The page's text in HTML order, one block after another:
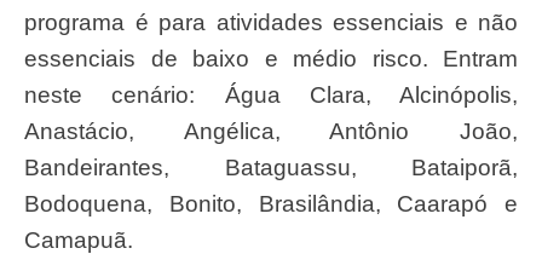
programa é para atividades essenciais e não
essenciais de baixo e médio risco. Entram
neste cenário: Água Clara, Alcinópolis,
Anastácio, Angélica, Antônio João,
Bandeirantes, Bataguassu, Bataiporã,
Bodoquena, Bonito, Brasilândia, Caarapó e
Camapuã.